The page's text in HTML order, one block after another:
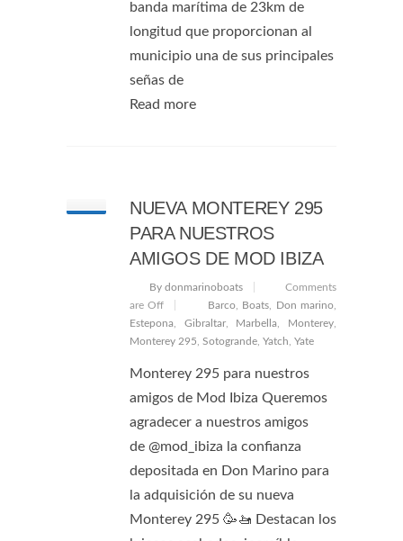
banda marítima de 23km de
longitud que proporcionan al
municipio una de sus principales
señas de
Read more
NUEVA MONTEREY 295
PARA NUESTROS
AMIGOS DE MOD IBIZA
By donmarinoboats
Comments
are Off
Barco, Boats Don marino
Estepona
Gibraltar, Marbella Monterey
Monterey 295 Sotogrande Yatch Yate
Monterey 295 para nuestros
amigos de Mod Ibiza Queremos
agradecer a nuestros amigos
de @mod_ibiza la confianza
depositada en Don Marino para
la adquisición de su nueva
Monterey 295 🥳🚤 Destacan los